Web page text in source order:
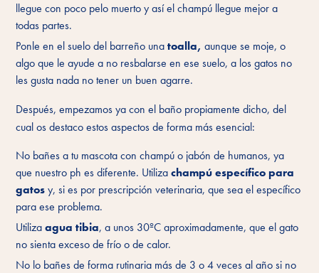
llegue con poco pelo muerto y así el champú llegue mejor a
todas partes.
Ponle en el suelo del barreño unatoalla, aunque se moje, o
algo que le ayude a no resbalarse en ese suelo, a los gatos no
les gusta nada no tener un buen agarre.
Después, empezamos ya con el baño propiamente dicho, del
cual os destaco estos aspectos de forma más esencial:
No bañes a tu mascota con champú o jabón de humanos, ya
que nuestro ph es diferente. Utilizachampú específico para
gatosy, si es por prescripción veterinaria, que sea el específico
para ese problema.
Utilizaagua tibia, a unos 30ºC aproximadamente, que el gato
no sienta exceso de frío o de calor.
No lo bañes de forma rutinaria más de 3 o 4 veces al año si no